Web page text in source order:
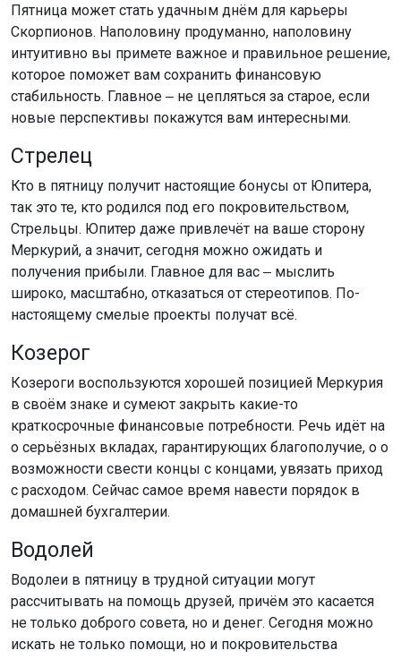
Пятница может стать удачным днём для карьеры
Скорпионов. Наполовину продуманно, наполовину
интуитивно вы примете важное и правильное решение,
которое поможет вам сохранить финансовую
стабильность. Главное ‒ не цепляться за старое, если
новые перспективы покажутся вам интересными.
Стрелец
Кто в пятницу получит настоящие бонусы от Юпитера,
так это те, кто родился под его покровительством,
Стрельцы. Юпитер даже привлечёт на ваше сторону
Меркурий, а значит, сегодня можно ожидать и
получения прибыли. Главное для вас ‒ мыслить
широко, масштабно, отказаться от стереотипов. По-
настоящему смелые проекты получат всё.
Козерог
Козероги воспользуются хорошей позицией Меркурия
в своём знаке и сумеют закрыть какие-то
краткосрочные финансовые потребности. Речь идёт на
о серьёзных вкладах, гарантирующих благополучие, о о
возможности свести концы с концами, увязать приход
с расходом. Сейчас самое время навести порядок в
домашней бухгалтерии.
Водолей
Водолеи в пятницу в трудной ситуации могут
рассчитывать на помощь друзей, причём это касается
не только доброго совета, но и денег. Сегодня можно
искать не только помощи, но и покровительства